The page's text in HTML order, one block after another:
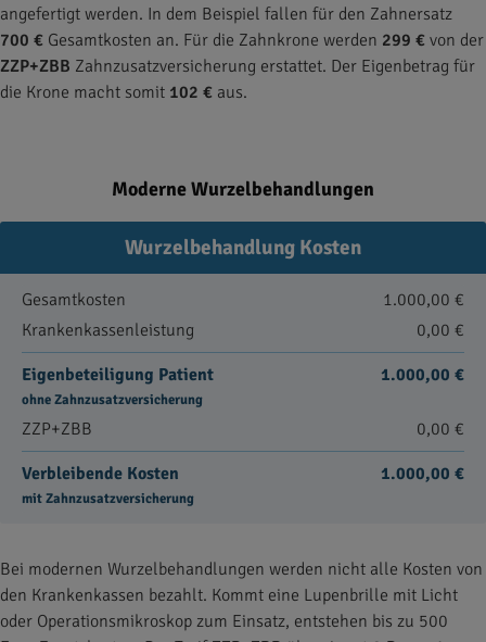
angefertigt werden. In dem Beispiel fallen für den Zahnersatz
700 € Gesamtkosten an. Für die Zahnkrone werden 299 € von der
ZZP+ZBB Zahnzusatzversicherung erstattet. Der Eigenbetrag für
die Krone macht somit 102 € aus.
Moderne Wurzelbehandlungen
Wurzelbehandlung Kosten
Gesamtkosten
1.000,00 €
Krankenkassenleistung
0,00 €
Eigenbeteiligung Patient
ohne Zahnzusatzversicherung
1.000,00 €
ZZP+ZBB 0,00 €
Verbleibende Kosten
mit Zahnzusatzversicherung
1.000,00 €
Bei modernen Wurzelbehandlungen werden nicht alle Kosten von
den Krankenkassen bezahlt. Kommt eine Lupenbrille mit Licht
oder Operationsmikroskop zum Einsatz, entstehen bis zu 500